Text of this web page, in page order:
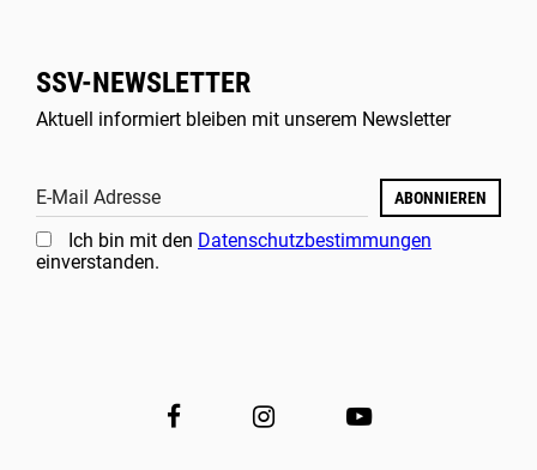
SSV-NEWSLETTER
Aktuell informiert bleiben mit unserem Newsletter
E-Mail Adresse ABONNIEREN
Ich bin mit den Datenschutzbestimmungen
einverstanden.